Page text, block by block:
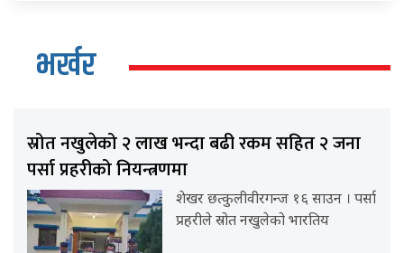
भर्खर
स्रोत नखुलेको २ लाख भन्दा बढी रकम सहित २ जना
पर्सा प्रहरीको नियन्त्रणमा
शेखर छत्कुलीवीरगन्ज १६ साउन । पर्सा
प्रहरीले स्रोत नखुलेको भारतिय